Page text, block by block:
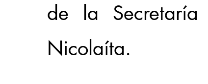
de la Secretaría
Nicolaíta.